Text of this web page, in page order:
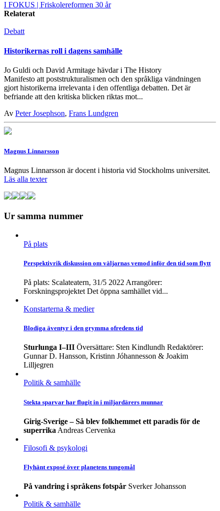
I FOKUS | Friskolereformen 30 år
Relaterat
Debatt
Historikernas roll i dagens samhälle
Jo Guldi och David Armitage hävdar i The History
Manifesto att poststrukturalismen och den språkliga vändningen
gjort historikerna irrelevanta i den offentliga debatten. Det är
befriande att den kritiska blicken riktas mot...
Av Peter Josephson, Frans Lundgren
Magnus Linnarsson
Magnus Linnarsson är docent i historia vid Stockholms universitet.
Läs alla texter
Ur samma nummer
På plats
Perspektivrik diskussion om väljarnas vemod inför den tid som flytt
På plats: Scalateatern, 31/5 2022 Arrangörer:
Forskningsprojektet Det öppna samhället vid...
Konstarterna & medier
Blodiga äventyr i den grymma ofredens tid
Sturlunga I–III Översättare: Sten Kindlundh Redaktörer:
Gunnar D. Hansson, Kristinn Jóhannesson & Joakim
Lilljegren
Politik & samhälle
Stekta sparvar har flugit in i miljardärers munnar
Girig-Sverige – Så blev folkhemmet ett paradis för de
superrika Andreas Cervenka
Filosofi & psykologi
Flyhänt exposé över planetens tungomål
På vandring i språkens fotspår Sverker Johansson
Politik & samhälle